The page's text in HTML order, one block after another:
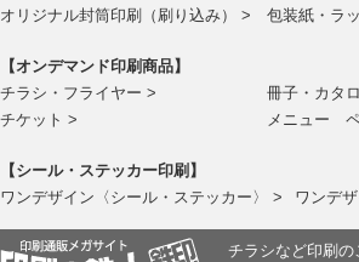
オリジナル封筒印刷（刷り込み） >
包装紙・ラ
【オンデマンド印刷商品】
チラシ・フライヤー >
冊子・カタ
チケット >
メニュー
【シール・ステッカー印刷】
ワンデザイン〈シール・ステッカー〉 >
ワンデ
チラシなど印刷